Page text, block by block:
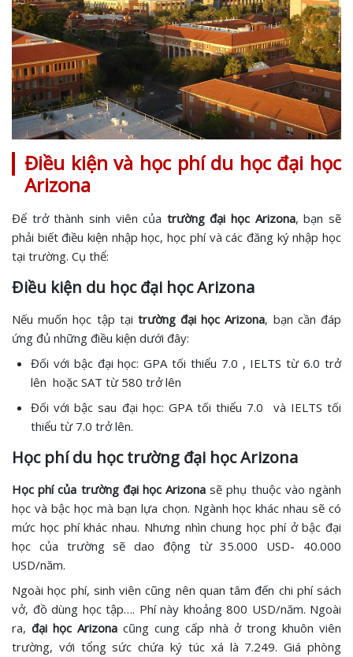
Điều kiện và học phí du học đại học
Arizona
Để trở thành sinh viên của trường đại học Arizona, bạn sẽ
phải biết điều kiện nhập học, học phí và các đăng ký nhập học
tại trường. Cụ thể:
Điều kiện du học đại học Arizona
Nếu muốn học tập tại trường đại học Arizona, bạn cần đáp
ứng đủ những điều kiện dưới đây:
Đối với bậc đại học: GPA tối thiểu 7.0 , IELTS từ 6.0 trở
lên hoặc SAT từ 580 trở lên
Đối với bậc sau đại học: GPA tối thiểu 7.0 và IELTS tối
thiểu từ 7.0 trở lên.
Học phí du học trường đại học Arizona
Học phí của trường đại học Arizonasẽ phụ thuộc vào ngành
học và bậc học mà bạn lựa chọn. Ngành học khác nhau sẽ có
mức học phí khác nhau. Nhưng nhìn chung học phí ở bậc đại
học của trường sẽ dao động từ 35.000 USD- 40.000
USD/năm.
Ngoài học phí, sinh viên cũng nên quan tâm đến chi phí sách
vở, đồ dùng học tập…. Phí này khoảng 800 USD/năm. Ngoài
ra, đại học Arizona cũng cung cấp nhà ở trong khuôn viên
trường, với tổng sức chứa ký túc xá là 7.249. Giá phòng